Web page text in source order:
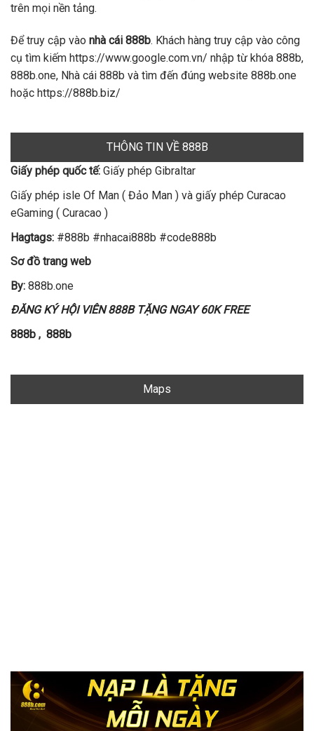
trên mọi nền tảng.
Để truy cập vào nhà cái 888b. Khách hàng truy cập vào công
cụ tìm kiếm https://www.google.com.vn/ nhập từ khóa 888b,
888b.one, Nhà cái 888b và tìm đến đúng website 888b.one
hoặc https://888b.biz/
THÔNG TIN VỀ 888B
Giấy phép quốc tế: Giấy phép Gibraltar
Giấy phép isle Of Man ( Đảo Man ) và giấy phép Curacao
eGaming ( Curacao )
Hagtags: #888b #nhacai888b #code888b
Sơ đồ trang web
By: 888b.one
ĐĂNG KÝ HỘI VIÊN 888B TẶNG NGAY 60K FREE
888b , 888b
Maps